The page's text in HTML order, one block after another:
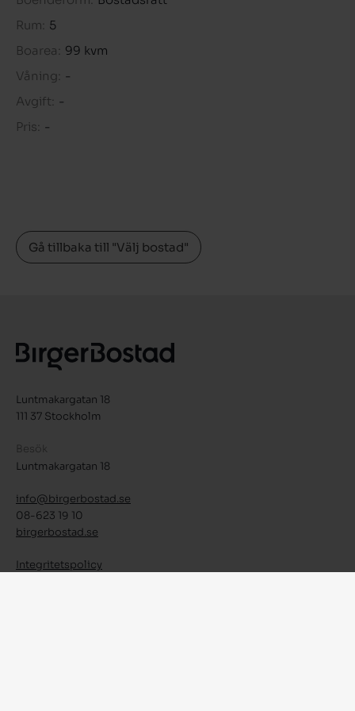
Rum: 5
Boarea: 99 kvm
Våning: -
Avgift: -
Pris: -
Gå tillbaka till "Välj bostad"
Luntmakargatan 18
111 37 Stockholm
Besök
Luntmakargatan 18
info@birgerbostad.se
08-623 19 10
birgerbostad.se
Integritetspolicy